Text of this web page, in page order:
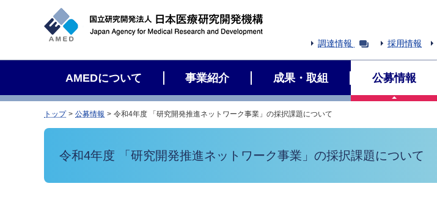
調達情報 採用情報
AMEDについて 事業紹介 成果・取組 公募情報
トップ 公募情報 令和4年度 「研究開発推進ネットワーク事業」の採択課題について
令和4年度 「研究開発推進ネットワーク事業」の採択課題について